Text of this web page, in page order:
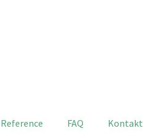
Reference FAQ Kontakt